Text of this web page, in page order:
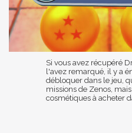
Si vous avez récupéré
l'avez remarqué, il y a
débloquer dans le jeu,
missions de Zenos,
cosmétiques à acheter